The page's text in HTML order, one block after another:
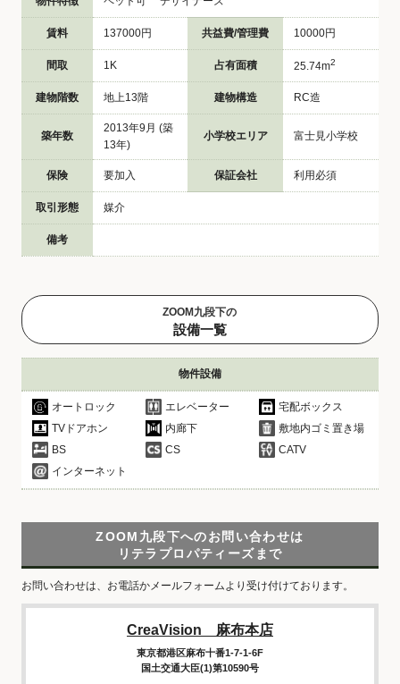
賃料 137000円 共益費/管理費 10000円
間取 1K 占有面積 25.74m2
建物階数 地上13階 建物構造 RC造
築年数
2013年9月 (築
13年)
小学校エリア 富士見小学校
保険 要加入 保証会社 利用必須
取引形態 媒介
備考
ZOOM九段下の
設備一覧
物件設備
オートロック エレベーター
宅配ボックス
TVドアホン
内廊下
敷地内ゴミ置き場
BS
CS
CATV
インターネット
ZOOM九段下へのお問い合わせは
リテラプロパティーズまで
お問い合わせは、お電話かメールフォームより受け付けております。
CreaVision 麻布本店
東京都港区麻布十番1-7-1-6F
国土交通大臣(1)第10590号